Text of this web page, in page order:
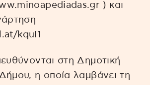
) και
kquI1
στη Δημοτική
η οποία λαμβάνει τη